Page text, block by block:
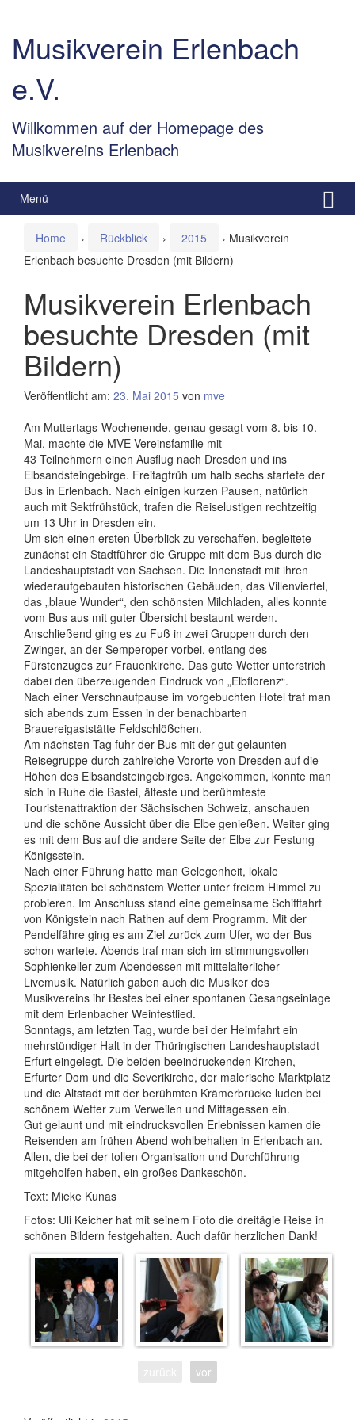
Inhalt
springen
Musikverein Erlenbach
e.V.
Willkommen auf der Homepage des
Musikvereins Erlenbach
Menü
Home › Rückblick › 2015 › Musikverein
Erlenbach besuchte Dresden (mit Bildern)
Musikverein Erlenbach
besuchte Dresden (mit
Bildern)
Veröffentlicht am: 23. Mai 2015 von mve
Am Muttertags-Wochenende, genau gesagt vom 8. bis 10.
Mai, machte die MVE-Vereinsfamilie mit
43 Teilnehmern einen Ausflug nach Dresden und ins
Elbsandsteingebirge. Freitagfrüh um halb sechs startete der
Bus in Erlenbach. Nach einigen kurzen Pausen, natürlich
auch mit Sektfrühstück, trafen die Reiselustigen rechtzeitig
um 13 Uhr in Dresden ein.
Um sich einen ersten Überblick zu verschaffen, begleitete
zunächst ein Stadtführer die Gruppe mit dem Bus durch die
Landeshauptstadt von Sachsen. Die Innenstadt mit ihren
wiederaufgebauten historischen Gebäuden, das Villenviertel,
das „blaue Wunder“, den schönsten Milchladen, alles konnte
vom Bus aus mit guter Übersicht bestaunt werden.
Anschließend ging es zu Fuß in zwei Gruppen durch den
Zwinger, an der Semperoper vorbei, entlang des
Fürstenzuges zur Frauenkirche. Das gute Wetter unterstrich
dabei den überzeugenden Eindruck von „Elbflorenz“.
Nach einer Verschnaufpause im vorgebuchten Hotel traf man
sich abends zum Essen in der benachbarten
Brauereigaststätte Feldschlößchen.
Am nächsten Tag fuhr der Bus mit der gut gelaunten
Reisegruppe durch zahlreiche Vororte von Dresden auf die
Höhen des Elbsandsteingebirges. Angekommen, konnte man
sich in Ruhe die Bastei, älteste und berühmteste
Touristenattraktion der Sächsischen Schweiz, anschauen
und die schöne Aussicht über die Elbe genießen. Weiter ging
es mit dem Bus auf die andere Seite der Elbe zur Festung
Königsstein.
Nach einer Führung hatte man Gelegenheit, lokale
Spezialitäten bei schönstem Wetter unter freiem Himmel zu
probieren. Im Anschluss stand eine gemeinsame Schifffahrt
von Königstein nach Rathen auf dem Programm. Mit der
Pendelfähre ging es am Ziel zurück zum Ufer, wo der Bus
schon wartete. Abends traf man sich im stimmungsvollen
Sophienkeller zum Abendessen mit mittelalterlicher
Livemusik. Natürlich gaben auch die Musiker des
Musikvereins ihr Bestes bei einer spontanen Gesangseinlage
mit dem Erlenbacher Weinfestlied.
Sonntags, am letzten Tag, wurde bei der Heimfahrt ein
mehrstündiger Halt in der Thüringischen Landeshauptstadt
Erfurt eingelegt. Die beiden beeindruckenden Kirchen,
Erfurter Dom und die Severikirche, der malerische Marktplatz
und die Altstadt mit der berühmten Krämerbrücke luden bei
schönem Wetter zum Verweilen und Mittagessen ein.
Gut gelaunt und mit eindrucksvollen Erlebnissen kamen die
Reisenden am frühen Abend wohlbehalten in Erlenbach an.
Allen, die bei der tollen Organisation und Durchführung
mitgeholfen haben, ein großes Dankeschön.
Text: Mieke Kunas
Fotos: Uli Keicher hat mit seinem Foto die dreitägie Reise in
schönen Bildern festgehalten. Auch dafür herzlichen Dank!
vor